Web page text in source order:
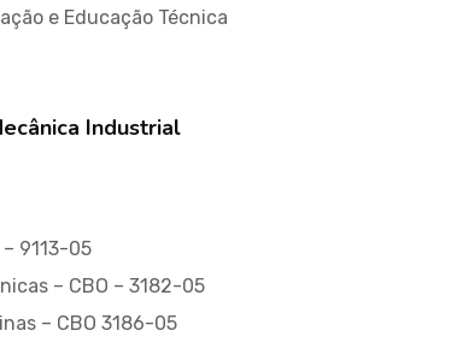
e Educação Técnica
Industrial
9113-05
– CBO – 3182-05
– CBO 3186-05